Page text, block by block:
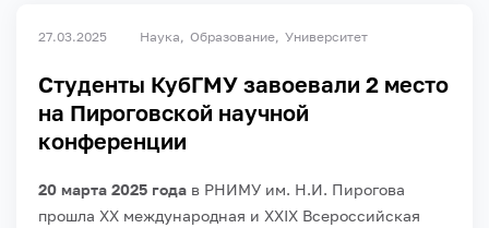
27.03.2025 Наука Образование Университет
Студенты КубГМУ завоевали 2 место
на Пироговской научной
конференции
20 марта 2025 года в РНИМУ им. Н.И. Пирогова
прошла XX международная и XXIX Всероссийская